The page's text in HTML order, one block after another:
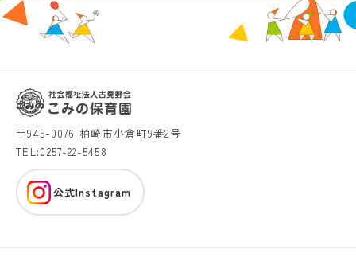
〒945-0076 柏崎市小倉町9番2号
TEL:0257-22-5458
公式Instagram